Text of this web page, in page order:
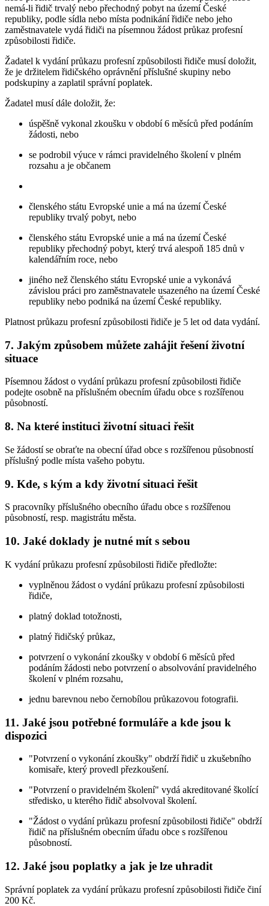
nemá-li řidič trvalý nebo přechodný pobyt na území České
republiky, podle sídla nebo místa podnikání řidiče nebo jeho
zaměstnavatele vydá řidiči na písemnou žádost průkaz profesní
způsobilosti řidiče.
Žadatel k vydání průkazu profesní způsobilosti řidiče musí doložit,
že je držitelem řidičského oprávnění příslušné skupiny nebo
podskupiny a zaplatil správní poplatek.
Žadatel musí dále doložit, že:
úspěšně vykonal zkoušku v období 6 měsíců před podáním
žádosti, nebo
se podrobil výuce v rámci pravidelného školení v plném
rozsahu a je občanem
členského státu Evropské unie a má na území České
republiky trvalý pobyt, nebo
členského státu Evropské unie a má na území České
republiky přechodný pobyt, který trvá alespoň 185 dnů v
kalendářním roce, nebo
jiného než členského státu Evropské unie a vykonává
závislou práci pro zaměstnavatele usazeného na území České
republiky nebo podniká na území České republiky.
Platnost průkazu profesní způsobilosti řidiče je 5 let od data vydání.
7. Jakým způsobem můžete zahájit řešení životní
situace
Písemnou žádost o vydání průkazu profesní způsobilosti řidiče
podejte osobně na příslušném obecním úřadu obce s rozšířenou
působností.
8. Na které instituci životní situaci řešit
Se žádostí se obraťte na obecní úřad obce s rozšířenou působností
příslušný podle místa vašeho pobytu.
9. Kde, s kým a kdy životní situaci řešit
S pracovníky příslušného obecního úřadu obce s rozšířenou
působností, resp. magistrátu města.
10. Jaké doklady je nutné mít s sebou
K vydání průkazu profesní způsobilosti řidiče předložte:
vyplněnou žádost o vydání průkazu profesní způsobilosti
řidiče,
platný doklad totožnosti,
platný řidičský průkaz,
potvrzení o vykonání zkoušky v období 6 měsíců před
podáním žádosti nebo potvrzení o absolvování pravidelného
školení v plném rozsahu,
jednu barevnou nebo černobílou průkazovou fotografii.
11. Jaké jsou potřebné formuláře a kde jsou k
dispozici
"Potvrzení o vykonání zkoušky" obdrží řidič u zkušebního
komisaře, který provedl přezkoušení.
"Potvrzení o pravidelném školení" vydá akreditované školící
středisko, u kterého řidič absolvoval školení.
"Žádost o vydání průkazu profesní způsobilosti řidiče" obdrží
řidič na příslušném obecním úřadu obce s rozšířenou
působností.
12. Jaké jsou poplatky a jak je lze uhradit
Správní poplatek za vydání průkazu profesní způsobilosti řidiče činí
200 Kč.